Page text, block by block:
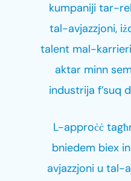
kumpaniji tar-
tal-avjazzjoni,
talent mal-
aktar minn
industrija f’suq
L-approċċ
bniedem biex
avjazzjoni u tal-